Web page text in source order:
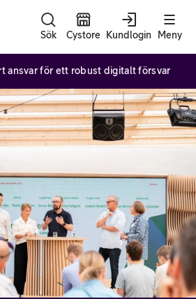
Sök Cystore Kundlogin Meny
ansvar för ett robust digitalt försvar